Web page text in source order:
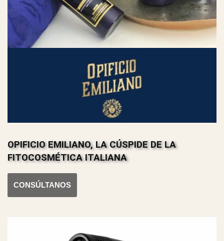
OPIFICIO EMILIANO, LA CÚSPIDE DE LA
FITOCOSMÉTICA ITALIANA
CONSÚLTANOS